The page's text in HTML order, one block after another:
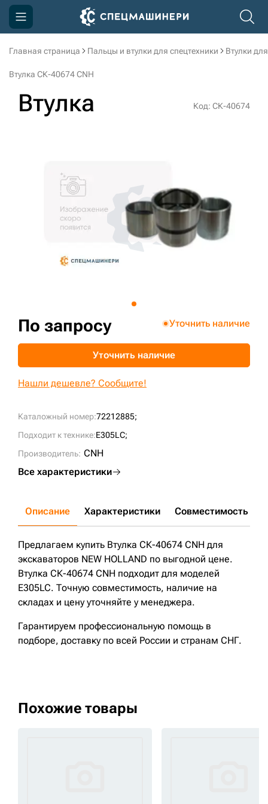
Главная страница Пальцы и втулки для спецтехники Втулки
Втулка СК-40674 CNH
Втулка Код: СК-40674
Каталожный номер:72212885;
Подходит к технике:E305LC;
Производитель: CNH
Все характеристики
По запросу Уточнить наличие
Уточнить наличие
Нашли дешевле? Сообщите!
Описание Характеристики Совместимость
Предлагаем купить Втулка СК-40674 CNH для
экскаваторов NEW HOLLAND по выгодной цене.
Втулка СК-40674 CNH подходит для моделей
E305LC. Точную совместимость, наличие на
складах и цену уточняйте у менеджера.
Гарантируем профессиональную помощь в
подборе, доставку по всей России и странам СНГ.
Похожие товары
Компания
Доставка и оплата
3D тур по производству
3D тур по складам
sksale@skdst.ru